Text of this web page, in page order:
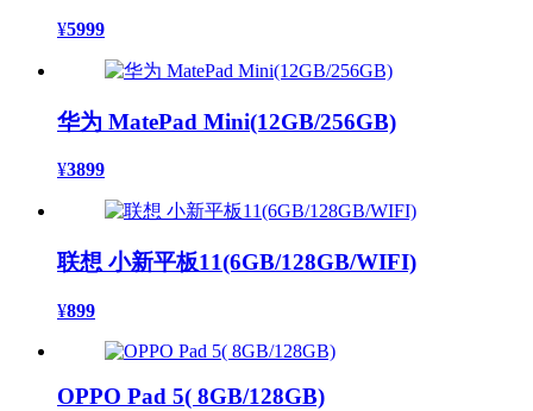
¥5999
华为 MatePad Mini(12GB/256GB)
¥3899
联想 小新平板11(6GB/128GB/WIFI)
¥899
OPPO Pad 5( 8GB/128GB)